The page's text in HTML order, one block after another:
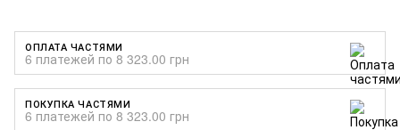
ОПЛАТА ЧАСТЯМИ
6 платежей по 8 323.00 грн
ПОКУПКА ЧАСТЯМИ
6 платежей по 8 323.00 грн